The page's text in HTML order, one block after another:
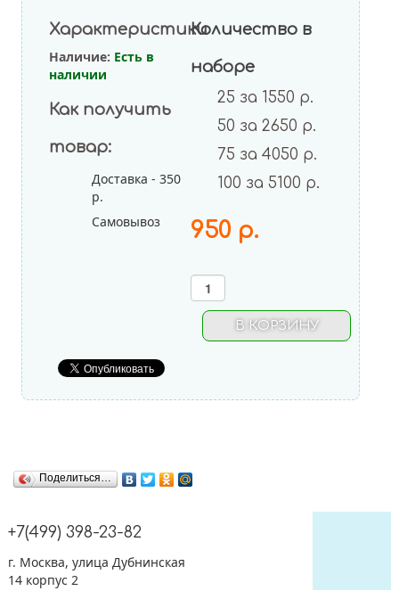
Пастель Ассорти
Фольгированные шары
Сердца, Круги и Звезды
Буквы
Фигуры
Характеристики
Наличие: Есть в
наличии
Как получить
товар:
Доставка - 350
р.
Самовывоз
Количество в
наборе
25 за 1550 р.
50 за 2650 р.
75 за 4050 р.
100 за 5100 р.
950 р.
Поделиться…
+7(499) 398-23-82
г. Москва, улица Дубнинская
14 корпус 2